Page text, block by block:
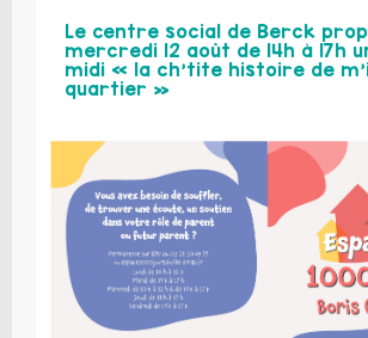
Le centre social de Berck
mercredi 12 août de 14h à 17h
midi « la ch’tite histoire de
quartier »